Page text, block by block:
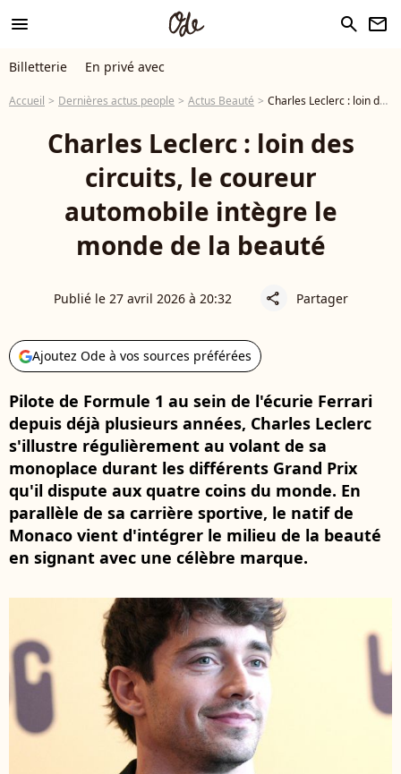
menu search newsletter
Billetterie En privé avec
Accueil Dernières actus people Actus Beauté Charles Leclerc : loin des circuits, le coureur automobile intègre le monde de la beauté
Charles Leclerc : loin des
circuits, le coureur
automobile intègre le
monde de la beauté
Publié le 27 avril 2026 à 20:32 share Partager
Ajoutez Ode à vos sources préférées
Pilote de Formule 1 au sein de l'écurie Ferrari
depuis déjà plusieurs années, Charles Leclerc
s'illustre régulièrement au volant de sa
monoplace durant les différents Grand Prix
qu'il dispute aux quatre coins du monde. En
parallèle de sa carrière sportive, le natif de
Monaco vient d'intégrer le milieu de la beauté
en signant avec une célèbre marque.